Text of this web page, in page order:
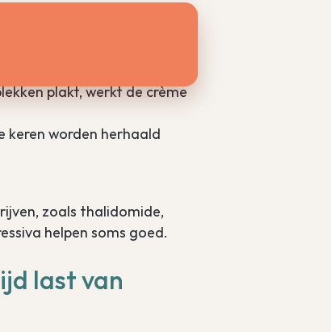
stof weten, dan kunt u
plakt, werkt de crème
keren worden herhaald
zoals thalidomide,
helpen soms goed.
last van